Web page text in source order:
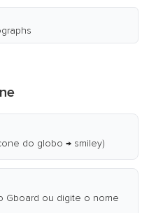
do globo → smiley)
Gboard ou digite o nome